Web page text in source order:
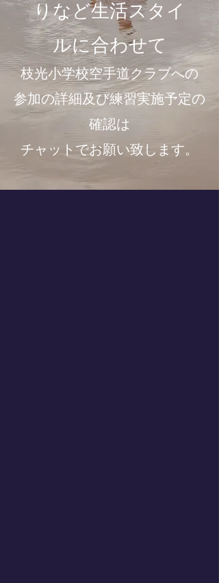
​日本空手協会 八幡東
支部 真誠館道場
りなど生活スタイ
ルに合わせて
枝光小学校空手道クラブへの
参加の詳細及び練習実施予定の
確認は
チャットでお願い致します。